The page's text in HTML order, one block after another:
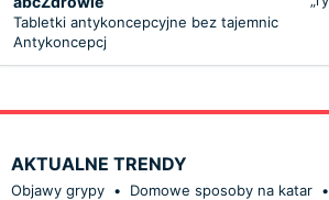
Tabletki antykoncepcyjne bez tajemnic
Antykoncepcj
AKTUALNE TRENDY
Objawy grypy • Domowe sposoby na katar •